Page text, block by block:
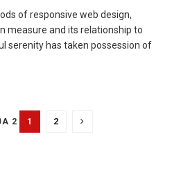
of responsive web design,
measure and its relationship to
serenity has taken possession of
2 1 2